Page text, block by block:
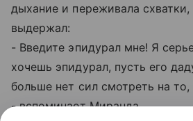
дыхание и переживала
выдержал:
- Введите эпидурал мне! Я
хочешь эпидурал, пусть его
больше нет сил смотреть на
- вспоминает Миранда.